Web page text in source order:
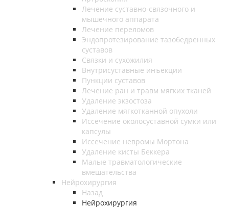
Лечение суставно-связочного и
мышечного аппарата
Лечение переломов
Эндопротезирование тазобедренных
суставов
Связки и сухожилия
Внутрисуставные инъекции
Пункции суставов
Лечение ран и травм мягких тканей
Удаление экзостоза
Удаление мягкотканной опухоли
Иссечение околосуставной сумки или
капсулы
Иссечение невромы Мортона
Удаление кисты Беккера
Малые травматологические
вмешательства
Нейрохирургия
Назад
Нейрохирургия